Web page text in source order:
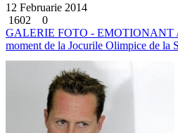
12 Februarie 2014
1602
0
GALERIE FOTO - EMOTIONANT /
moment de la Jocurile Olimpice de la